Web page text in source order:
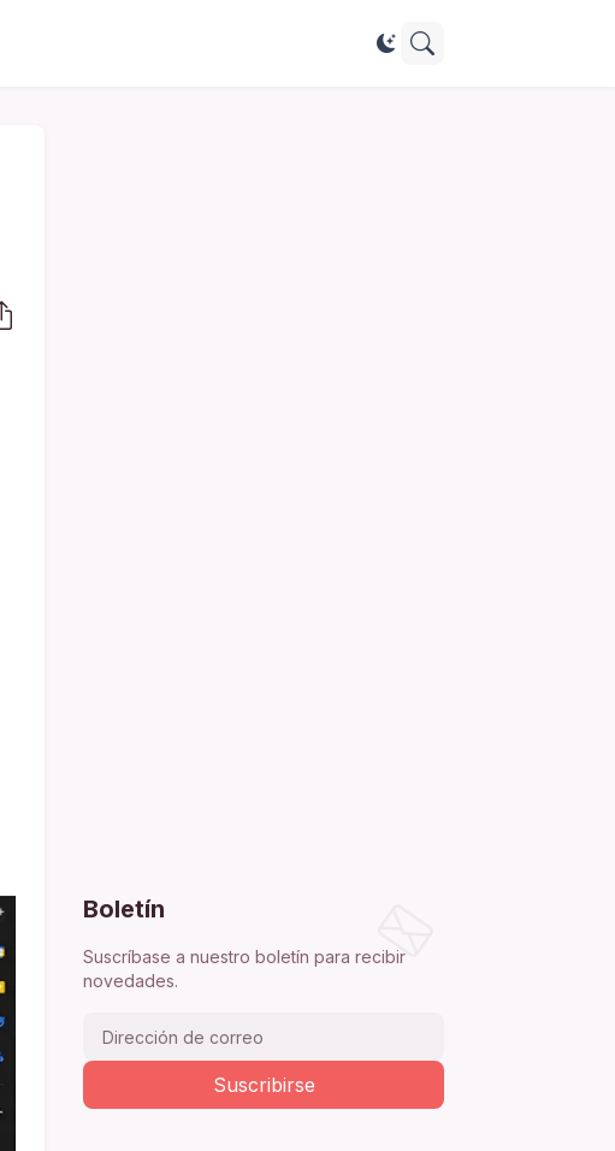
Boletín
Suscríbase a nuestro boletín para recibir
novedades.